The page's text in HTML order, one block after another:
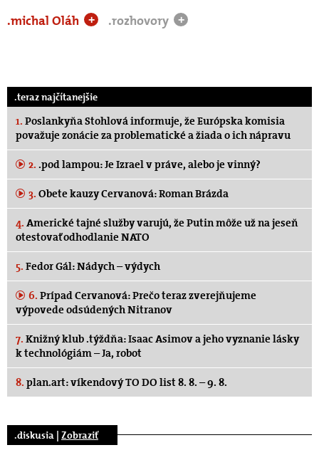
.michal Oláh
+ .rozhovory +
.teraz najčítanejšie
1. Poslankyňa Stohlová informuje, že Európska komisia
považuje zonácie za problematické a žiada o ich nápravu
2. .pod lampou: Je Izrael v práve, alebo je vinný?
3. Obete kauzy Cervanová: Roman Brázda
4. Americké tajné služby varujú, že Putin môže už na jeseň
otestovať odhodlanie NATO
5. Fedor Gál: Nádych – výdych
6. Prípad Cervanová: Prečo teraz zverejňujeme
výpovede odsúdených Nitranov
7. Knižný klub .týždňa: Isaac Asimov a jeho vyznanie lásky
k technológiám – Ja, robot
8. plan.art: víkendový TO DO list 8. 8. – 9. 8.
.diskusia | Zobraziť